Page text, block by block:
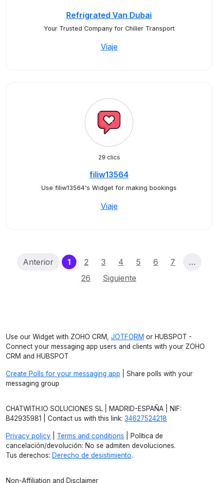
Refrigrated Van Dubai
Your Trusted Company for Chiller Transport
Viaje
29 clics
filiw13564
Use filiw13564's Widget for making bookings
Viaje
Anterior 1(current)
2 3 4 5 6 7
…
26
Siguiente
Use our Widget with ZOHO CRM, JOTFORM or HUBSPOT -
Connect your messaging app users and clients with your ZOHO
CRM and HUBSPOT
Create Polls for your messaging app | Share polls with your
messaging group
CHATWITH.IO SOLUCIONES SL | MADRID-ESPAÑA | NIF:
B42935981 | Contact us with this link: 34627524218
Privacy policy Terms and conditions | Política de
cancelación/devolución: No se admiten devoluciones.
Tus derechos: Derecho de desistimiento.
Non-Affiliation and Disclaimer